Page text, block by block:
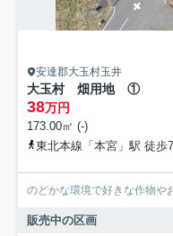
安達郡大玉村玉井
大玉村 畑用地 ①
38万円
173.00㎡ (-)
東北本線「本宮」駅 徒歩
のどかな環境で好きな作物や
販売中の区画